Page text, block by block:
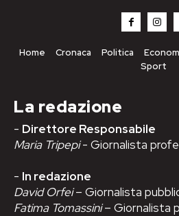
Home Cronaca Politica
Sport
La redazione
- Direttore Responsabile
Maria Tripepi- Giornalista
- In redazione
David Orfei– Giornalista
Fatima Tomassini– Giornalista